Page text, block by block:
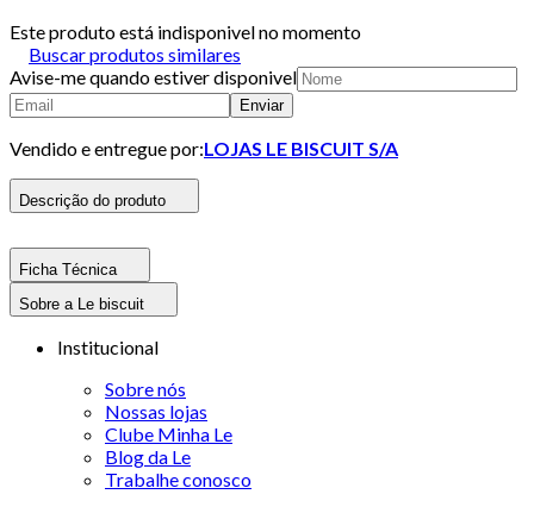
Este produto está indisponivel no momento
Buscar produtos similares
Avise-me quando estiver disponivel
Enviar
Vendido e entregue por:LOJAS LE BISCUIT S/A
Descrição do produto
Ficha Técnica
Sobre a Le biscuit
Institucional
Sobre nós
Nossas lojas
Clube Minha Le
Blog da Le
Trabalhe conosco